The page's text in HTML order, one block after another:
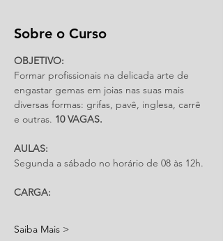
Sobre o Curso
OBJETIVO:
Formar profissionais na delicada arte de
engastar gemas em joias nas suas mais
diversas formas: grifas, pavê, inglesa, carrê
e outras. 10 VAGAS.
AULAS:
Segunda a sábado no horário de 08 às 12h.
CARGA:
Saiba Mais >